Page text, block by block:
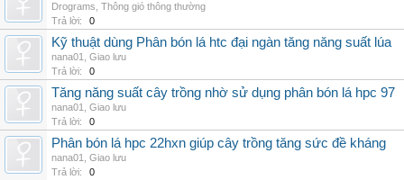
Drograms Thông gió thông thường
Trả lời:
0
Kỹ thuật dùng Phân bón lá htc đại ngàn tăng năng suất lúa
nana01
Giao lưu
Trả lời:
0
Tăng năng suất cây trồng nhờ sử dụng phân bón lá hpc 97
nana01
Giao lưu
Trả lời:
0
Phân bón lá hpc 22hxn giúp cây trồng tăng sức đề kháng
nana01
Giao lưu
Trả lời:
0